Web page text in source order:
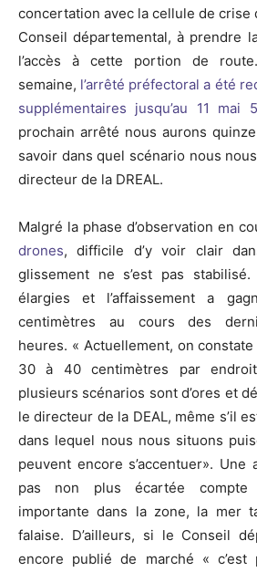
concertation avec la cellule de crise
Conseil départemental, à prendre
l’accès à cette portion de
semaine, l’arrêté préfectoral a été
supplémentaires jusqu’au 11 mai
prochain arrêté nous aurons
savoir dans quel scénario nous
directeur de la DREAL.
Malgré la phase d’observation en
drones, difficile d’y voir clair
glissement ne s’est pas
élargies et l’affaissement a
centimètres au cours des
heures. « Actuellement, on
30 à 40 centimètres par
plusieurs scénarios sont d’ores et
le directeur de la DEAL, même s’il
dans lequel nous nous situons
peuvent encore s’accentuer». Une
pas non plus écartée compte
importante dans la zone, la mer
falaise. D’ailleurs, si le Conseil
encore publié de marché «